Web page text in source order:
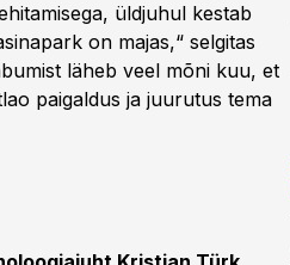
üldjuhul kestab
on majas,“ selgitas
läheb veel mõni kuu, et
paigaldus ja juurutus tema